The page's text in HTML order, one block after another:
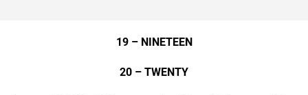
19 – NINETEEN
20 – TWENTY